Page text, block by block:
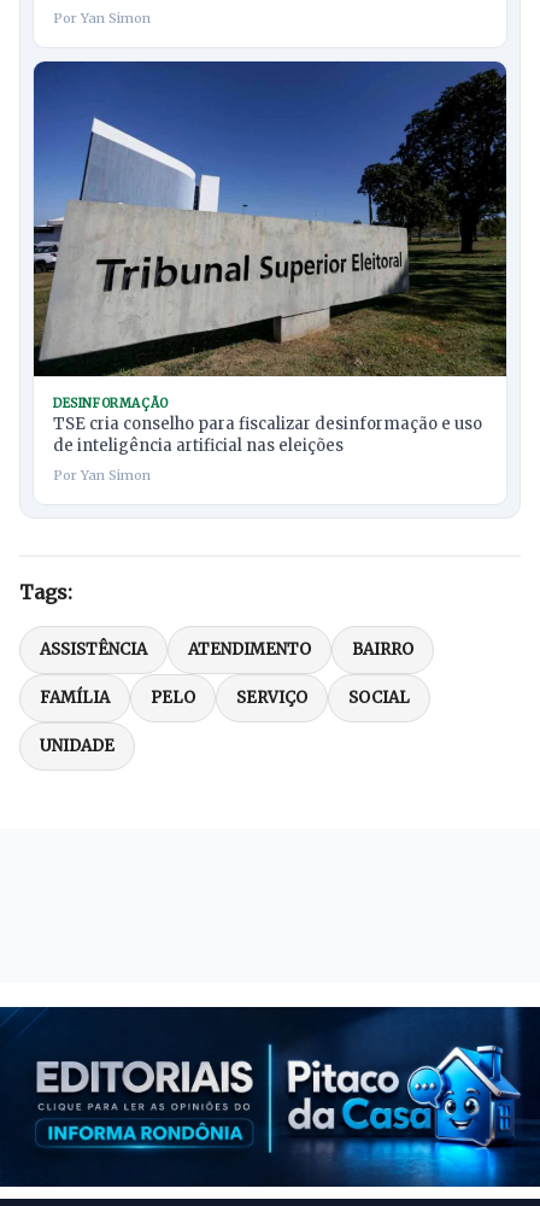
Por Yan Simon
DESINFORMAÇÃO
TSE cria conselho para fiscalizar desinformação e uso
de inteligência artificial nas eleições
Por Yan Simon
Tags:
ASSISTÊNCIA ATENDIMENTO BAIRRO
FAMÍLIA PELO SERVIÇO SOCIAL
UNIDADE